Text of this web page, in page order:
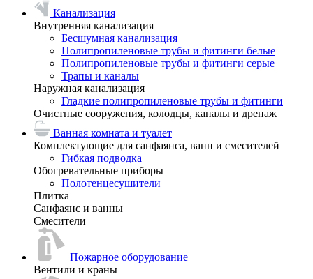
Канализация
Внутренняя канализация
Бесшумная канализация
Полипропиленовые трубы и фитинги белые
Полипропиленовые трубы и фитинги серые
Трапы и каналы
Наружная канализация
Гладкие полипропиленовые трубы и фитинги
Очистные сооружения, колодцы, каналы и дренаж
Ванная комната и туалет
Комплектующие для санфаянса, ванн и смесителей
Гибкая подводка
Обогревательные приборы
Полотенцесушители
Плитка
Санфаянс и ванны
Смесители
Пожарное оборудование
Вентили и краны